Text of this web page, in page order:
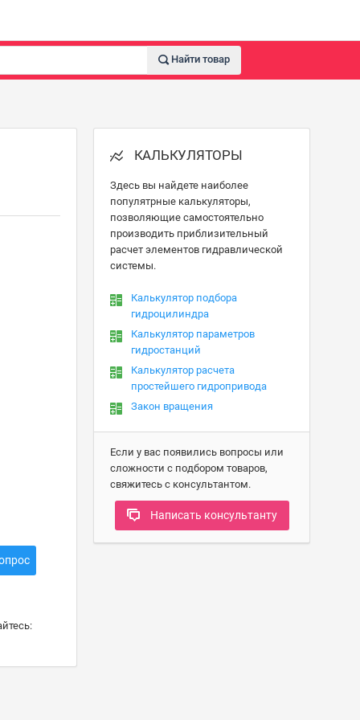
Найти товар
КАЛЬКУЛЯТОРЫ
Здесь вы найдете наиболее
популятрные калькуляторы,
позволяющие самостоятельно
производить приблизительный
расчет элементов гидравлической
системы.
Калькулятор подбора
гидроцилиндра
Калькулятор параметров
гидростанций
Калькулятор расчета
простейшего гидропривода
Закон вращения
Если у вас появились вопросы или
сложности с подбором товаров,
свяжитесь с консультантом.
Написать консультанту